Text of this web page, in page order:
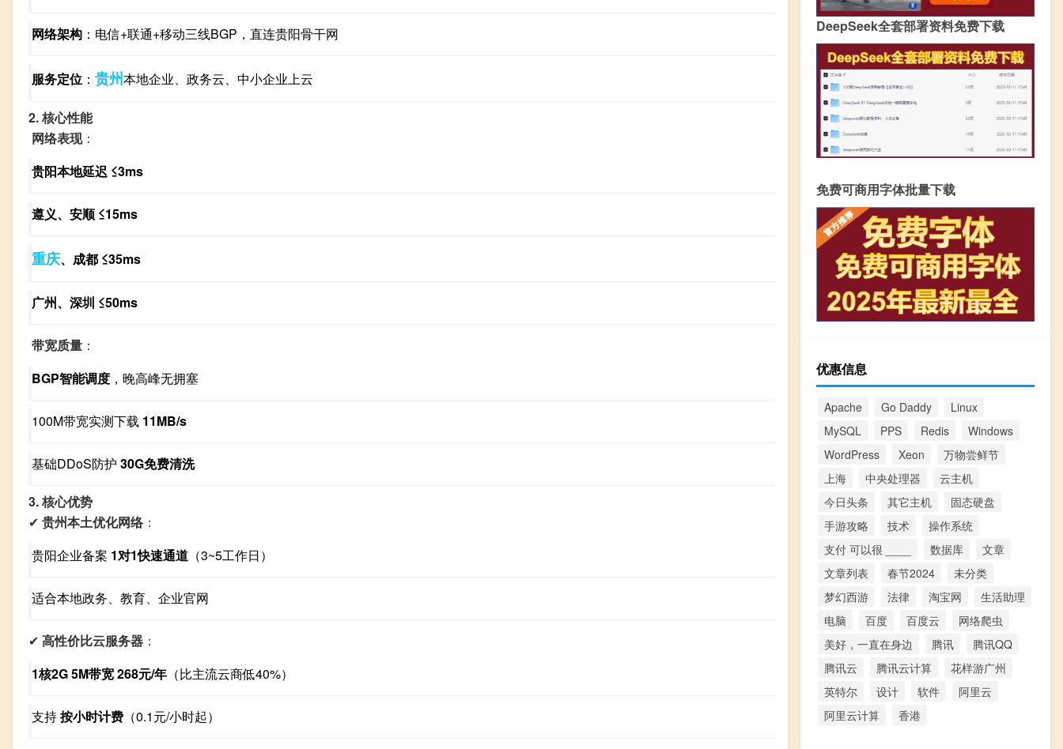
网络架构 ：电信+联通+移动三线BGP，直连贵阳骨干网
服务定位 ： 贵州本地企业、政务云、中小企业上云
2. 核心性能
网络表现：
贵阳本地延迟 ≤3ms
遵义、安顺 ≤15ms
重庆、成都 ≤35ms
广州、深圳 ≤50ms
带宽质量 ：
BGP智能调度 ，晚高峰无拥塞
100M带宽实测下载 11MB/s
基础DDoS防护 30G免费清洗
3. 核心优势
✔ 贵州本土优化网络：
贵阳企业备案 1对1快速通道 （3~5工作日）
适合本地政务、教育、企业官网
✔ 高性价比云服务器 ：
1核2G 5M带宽 268元/年 （比主流云商低40%）
支持按小时计费 （0.1元/小时起）
DeepSeek全套部署资料免费下载
免费可商用字体批量下载
优惠信息
Apache Go Daddy
Linux
MySQL
PPS Redis
Windows
WordPress
Xeon
万物尝鲜节
上海
中央处理器
云主机
今日头条
其它主机
固态硬盘
手游攻略
技术
操作系统
支付 可以很 ____
数据库
文章
文章列表
春节2024
未分类
梦幻西游
法律 淘宝网
生活助理
电脑
百度 百度云
网络爬虫
美好，一直在身边
腾讯
腾讯QQ
腾讯云
腾讯云计算
花样游广州
英特尔
设计 软件
阿里云
阿里云计算
香港